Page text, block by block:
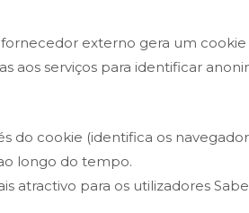
externo gera um
aos serviços para identificar
cookie (identifica os
longo do tempo.
para os utilizadores